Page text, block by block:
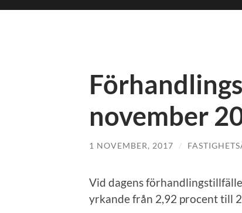
november
1 NOVEMBER, 2017 /
Vid dagens
yrkande från 2,92 procent till